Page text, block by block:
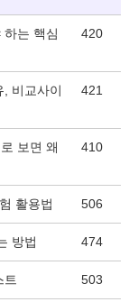
는 핵심
420
비교사이
421
보면 왜
410
활용법 506
방법 474
트 503